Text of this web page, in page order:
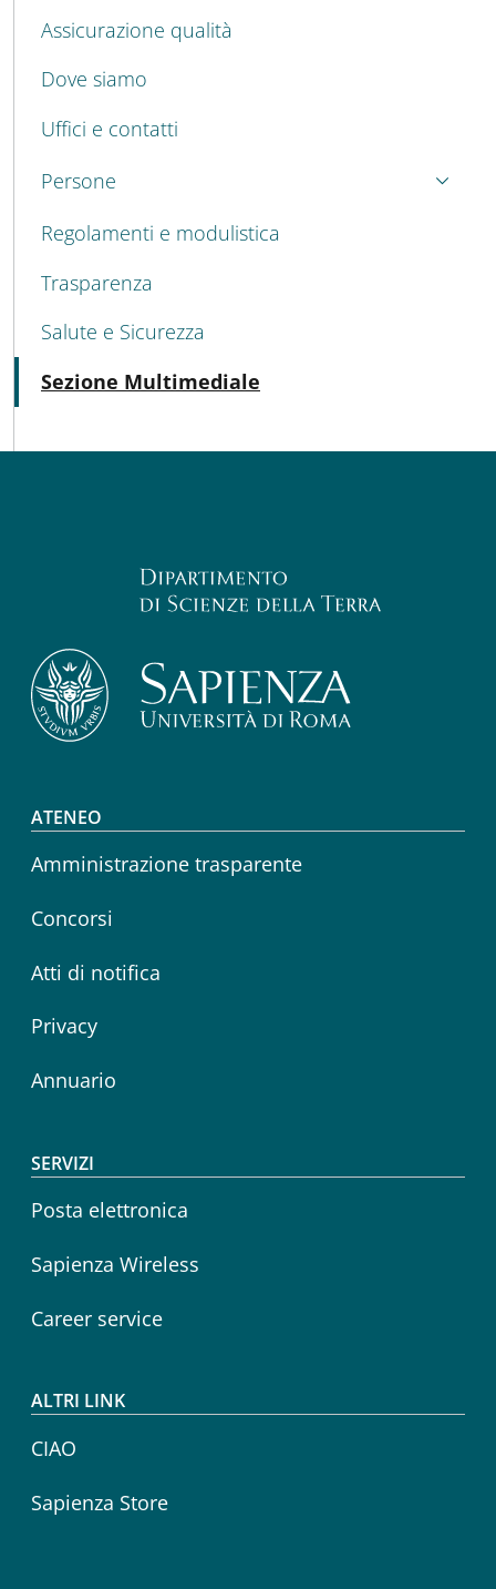
Assicurazione qualità
Dove siamo
Uffici e contatti
Persone
Regolamenti e modulistica
Trasparenza
Salute e Sicurezza
Sezione Multimediale
Footer menu
ATENEO
Amministrazione trasparente
Concorsi
Atti di notifica
Privacy
Annuario
SERVIZI
Posta elettronica
Sapienza Wireless
Career service
ALTRI LINK
CIAO
Sapienza Store